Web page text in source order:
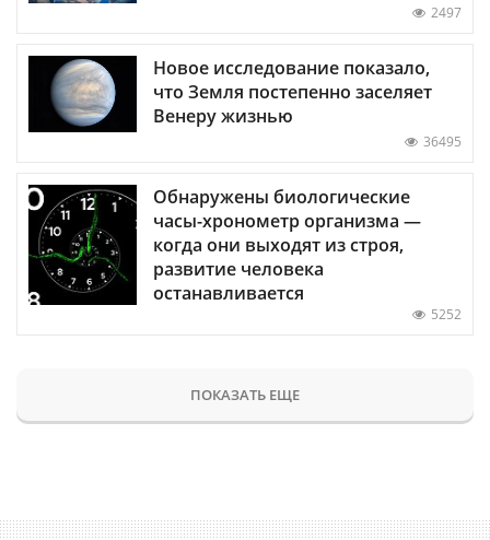
2497
Новое исследование показало,
что Земля постепенно заселяет
Венеру жизнью
36495
Обнаружены биологические
часы-хронометр организма —
когда они выходят из строя,
развитие человека
останавливается
5252
ПОКАЗАТЬ ЕЩЕ